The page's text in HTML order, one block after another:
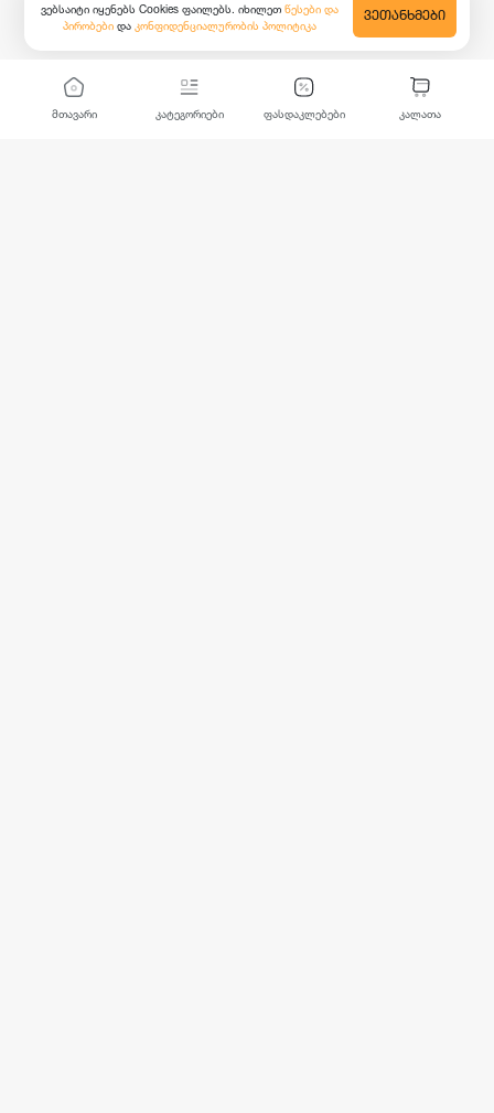
მთავარი კატეგორიები ფასდაკლებები კალათა
ვებსაიტი იყენებს Cookies ფაილებს. იხილეთ წესები და
პირობები და კონფიდენციალურობის პოლიტიკა
ᲕᲔᲗᲐᲜᲮᲛᲔᲑᲘ